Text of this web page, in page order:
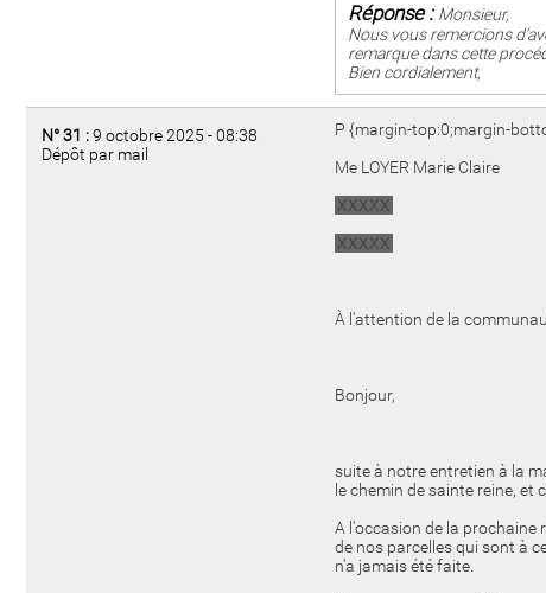
Réponse :Monsieur,
Nous vous remercions
remarque dans cette
Bien cordialement,
N° 31 :9 octobre 2025 - 08:38
Dépôt par mail
P {margin-top:0;margin-
Me LOYER Marie Claire
XXXXX
XXXXX
À l'attention de la
Bonjour,
suite à notre entretien à la
le chemin de sainte reine, et
A l'occasion de la prochaine
de nos parcelles qui sont à
n'a jamais été faite.